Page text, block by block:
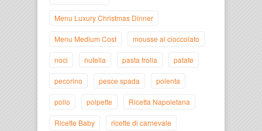
Menu Luxury Christmas Dinner
Menu Medium Cost mousse al cioccolato
noci nutella pasta frolla patate
pecorino pesce spada polenta
pollo polpette Ricetta Napoletana
Ricette Baby ricette di carnevale